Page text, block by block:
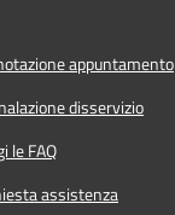
appuntamento
disservizio
le FAQ
assistenza